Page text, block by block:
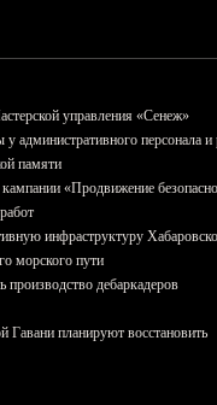
управления «Сенеж»
административного персонала и
памяти
«Продвижение
инфраструктуру
морского пути
производство дебаркадеров
планируют восстановить